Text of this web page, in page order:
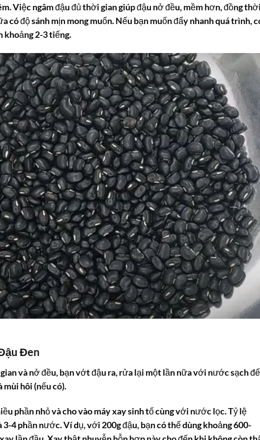
Việc ngâm đậu đủ thời gian giúp đậu nở đều, mềm hơn, đồng
có độ sánh mịn mong muốn. Nếu bạn muốn đẩy nhanh quá trình,
khoảng 2-3 tiếng.
Đen
và nở đều, bạn vớt đậu ra, rửa lại một lần nữa với nước sạch để
mùi hôi (nếu có).
phần nhỏ và cho vào máy xay sinh tố cùng với nước lọc. Tỷ lệ
3-4 phần nước. Ví dụ, với 200g đậu, bạn có thể dùng khoảng 600-